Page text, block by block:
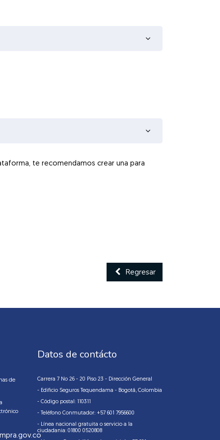
te recomendamos crear una para
Regresar
de
Datos de contácto
Carrera 7 No 26 - 20 Piso 23 - Dirección General
- Edificio Seguros Tequendama - Bogotá, Colombia
- Código postal: 110311
- Teléfono Conmutador: +57 601 7956600
- Línea nacional gratuita o servicio a la
ciudadania: 01800 0520808